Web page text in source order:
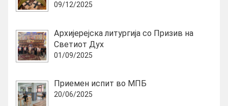
09/12/2025
Архијерејска литургија со Призив на
Светиот Дух
01/09/2025
Приемен испит во МПБ
20/06/2025